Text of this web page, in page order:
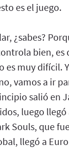
es el juego.
¿sabes?
bien, es
es muy difícil.
vamos a ir
salió en
luego llegó
Souls, que
llegó a